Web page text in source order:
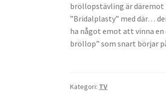
bröllopstävling är däremot
”Bridalplasty” med där…
ha något emot att vinna
bröllop” som snart börjar
Kategori: TV